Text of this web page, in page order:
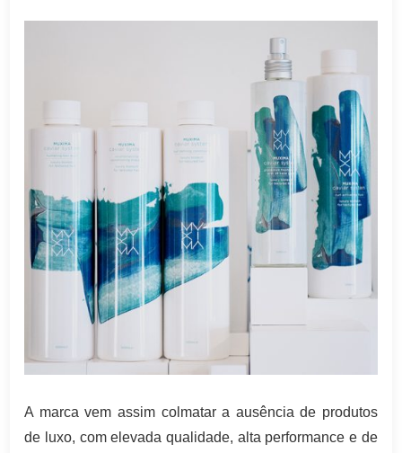
A marca vem assim colmatar a ausência de produtos
de luxo, com elevada qualidade, alta performance e de